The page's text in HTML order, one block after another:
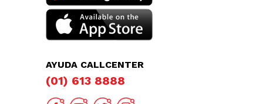
AYUDA CALLCENTER
(01) 613 8888